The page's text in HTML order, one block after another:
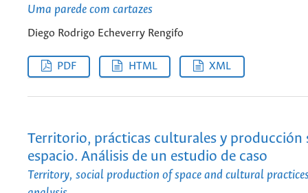
Uma parede com cartazes
Diego Rodrigo Echeverry Rengifo
PDF HTML XML
Territorio, prácticas culturales y producción
espacio. Análisis de un estudio de caso
Territory, social production of space and cultural